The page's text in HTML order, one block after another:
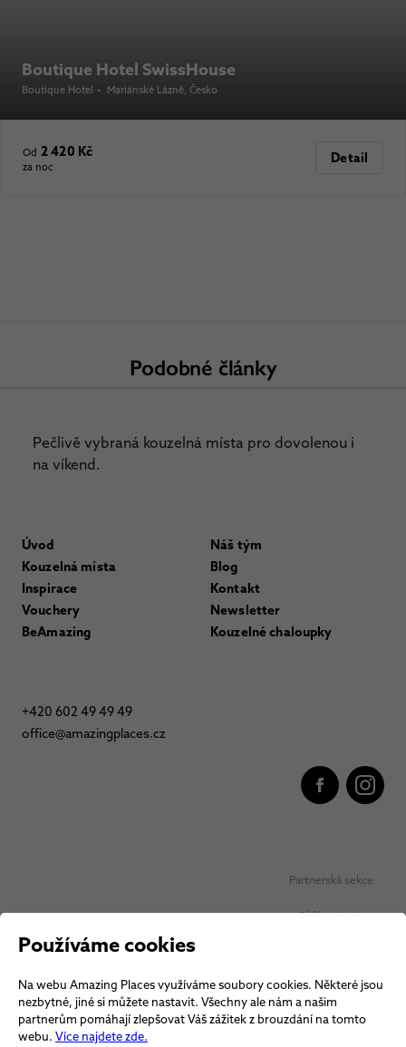
Boutique Hotel SwissHouse
Boutique Hotel • Mariánské Lázně, Česko
Od 2 420 Kč
za noc
Detail
Podobné články
Pečlivě vybraná kouzelná místa pro dovolenou i
na víkend.
Úvod
Kouzelná místa
Inspirace
Vouchery
BeAmazing
Náš tým
Blog
Kontakt
Newsletter
Kouzelné chaloupky
+420 602 49 49 49
office@amazingplaces.cz
Partnerská sekce
Oblíbená místa
Obchodní podmínky Vouchery
Obchodní podmínky
Používáme cookies
Na webu Amazing Places využíváme soubory cookies. Některé jsou
nezbytné, jiné si můžete nastavit. Všechny ale nám a našim
partnerům pomáhají zlepšovat Váš zážitek z brouzdání na tomto
webu. Více najdete zde.